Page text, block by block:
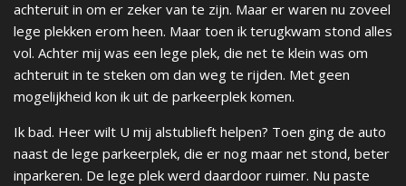
achteruit in om er zeker van te zijn. Maar er waren nu zoveel
lege plekken erom heen. Maar toen ik terugkwam stond alles
vol. Achter mij was een lege plek, die net te klein was om
achteruit in te steken om dan weg te rijden. Met geen
mogelijkheid kon ik uit de parkeerplek komen.
Ik bad. Heer wilt U mij alstublieft helpen? Toen ging de auto
naast de lege parkeerplek, die er nog maar net stond, beter
inparkeren. De lege plek werd daardoor ruimer. Nu paste